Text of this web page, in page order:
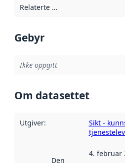
Relaterte ressurser
Gebyr
Ikke oppgitt
Om datasettet
Utgiver:
Sikt -
Denne datoen
4. februar